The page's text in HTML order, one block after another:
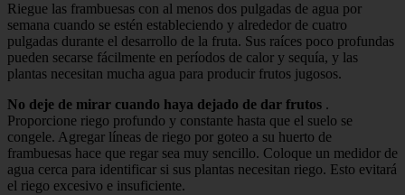
Riegue las frambuesas con al menos dos pulgadas de agua por
semana cuando se estén estableciendo y alrededor de cuatro
pulgadas durante el desarrollo de la fruta. Sus raíces poco profundas
pueden secarse fácilmente en períodos de calor y sequía, y las
plantas necesitan mucha agua para producir frutos jugosos.
No deje de mirar cuando haya dejado de dar frutos .
Proporcione riego profundo y constante hasta que el suelo se
congele. Agregar líneas de riego por goteo a su huerto de
frambuesas hace que regar sea muy sencillo. Coloque un medidor de
agua cerca para identificar si sus plantas necesitan riego. Esto evitará
el riego excesivo e insuficiente.